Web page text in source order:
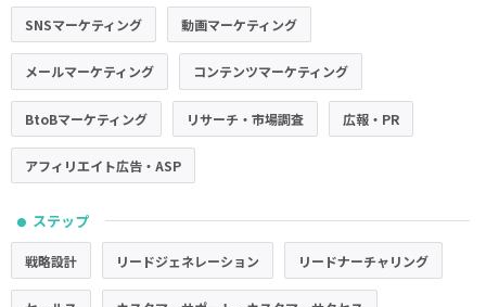
SNSマーケティング 動画マーケティング
メールマーケティング コンテンツマーケティング
BtoBマーケティング リサーチ・市場調査 広報・PR
アフィリエイト広告・ASP
● ステップ
戦略設計 リードジェネレーション リードナーチャリング